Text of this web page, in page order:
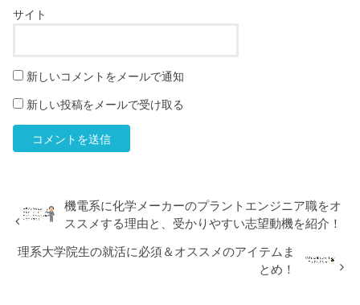
サイト
新しいコメントをメールで通知
新しい投稿をメールで受け取る
機電系に化学メーカーのプラントエンジニア職をオ
ススメする理由と、受かりやすい志望動機を紹介！
理系大学院生の就活に必須＆オススメのアイテムま
とめ！